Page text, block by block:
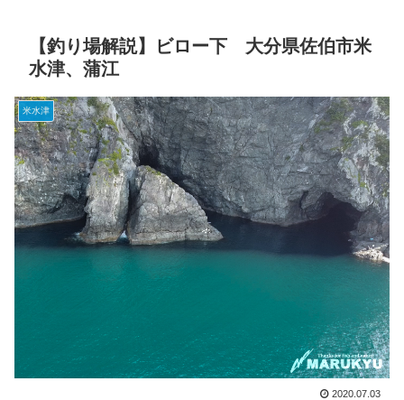
【釣り場解説】ビロー下 大分県佐伯市米
水津、蒲江
米水津
2020.07.03